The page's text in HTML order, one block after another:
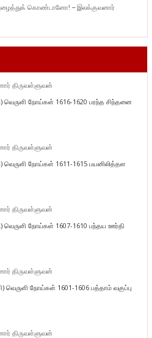
கொண்டானோ! – இலக்குவனார்
திருவள்ளுவன்
வெருளி நோய்கள் 1616-1620 பரந்த சிந்தனை
திருவள்ளுவன்
வெருளி நோய்கள் 1611-1615 பயனிலித்தள
திருவள்ளுவன்
வெருளி நோய்கள் 1607-1610 பந்தய ஊர்தி
திருவள்ளுவன்
வெருளி நோய்கள் 1601-1606 பத்தாம் வகுப்பு
திருவள்ளுவன்